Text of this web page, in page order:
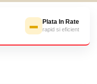
▬ Plata In Rate
rapid si eficient